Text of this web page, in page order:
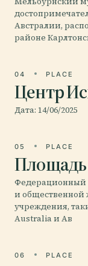
Австралии,
районе
04 PLACE
Центр
Дата: 14/06/2025
05 PLACE
Федерационный
и общественной
учреждения,
Australia и Ав
06 PLACE